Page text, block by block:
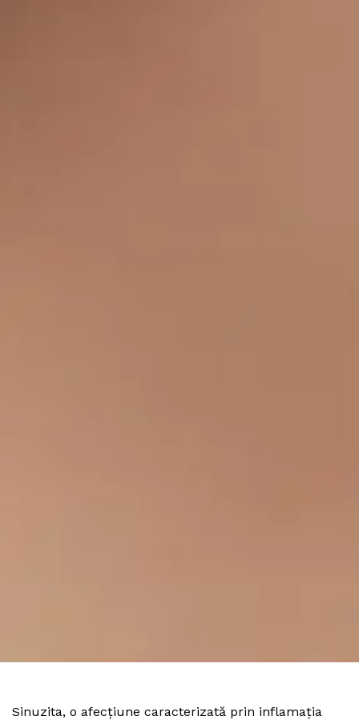
Sinuzita, o afecțiune caracterizată prin inflamația